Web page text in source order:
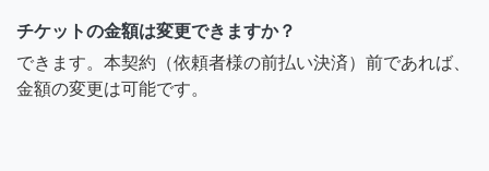
チケットの金額は変更できますか？
できます。本契約（依頼者様の前払い決済）前であれば、
金額の変更は可能です。